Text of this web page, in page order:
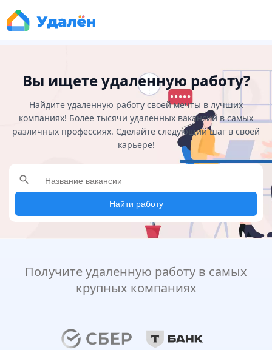
Вы ищете удаленную работу?
Найдите удаленную работу своей мечты в лучших
компаниях! Более тысячи удаленных вакансий в самых
различных профессиях. Сделайте следующий шаг в своей
карьере!
search
Найти работу
Получите удаленную работу в самых
крупных компаниях